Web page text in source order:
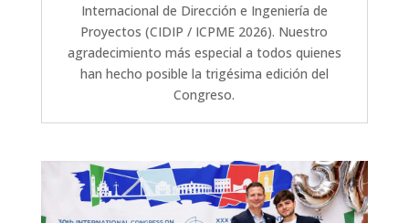
Internacional de Dirección e Ingeniería de
Proyectos (CIDIP / ICPME 2026). Nuestro
agradecimiento más especial a todos quienes
han hecho posible la trigésima edición del
Congreso.